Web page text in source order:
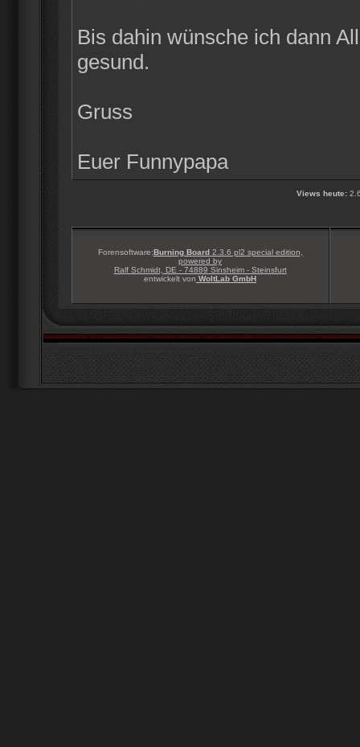
Bis dahin wünsche ich dann
gesund.
Gruss
Euer Funnypapa
Views heute:
Forensoftware:Burning Board2.3.6 pl2 special edition,
powered by
Ralf Schmidt, DE - 74889 Sinsheim - Steinsfurt
entwickelt von WoltLab GmbH